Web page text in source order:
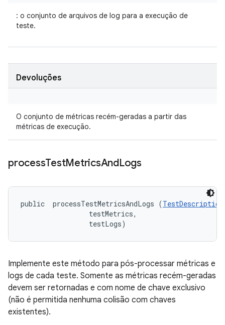
: o conjunto de arquivos de log para a execução de
teste.
Devoluções
O conjunto de métricas recém-geradas a partir das
métricas de execução.
processTestMetricsAndLogs
public processTestMetricsAndLogs (TestDescription
testMetrics,
testLogs)
Implemente este método para pós-processar métricas e
logs de cada teste. Somente as métricas recém-geradas
devem ser retornadas e com nome de chave exclusivo
(não é permitida nenhuma colisão com chaves
existentes).